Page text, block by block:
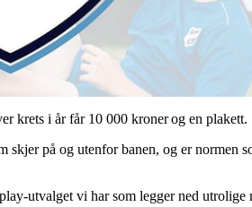
krets i år får 10 000 kroner og en plakett.
på og utenfor banen, og er normen
utvalget vi har som legger ned utrolige